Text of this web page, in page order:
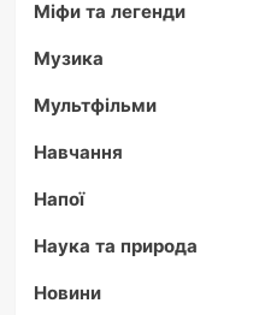
Міфи та легенди
Музика
Мультфільми
Навчання
Напої
Наука та природа
Новини